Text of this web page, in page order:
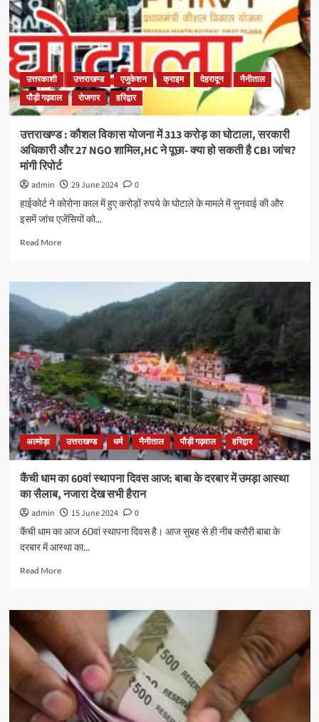
उत्तरकाशी उत्तराखण्ड एजुकेशन क्राइम देहरादून
नैनीताल
पौड़ी गढ़वाल
रोजगार हरिद्वार
उत्तराखण्ड : कौशल विकास योजना में 313 करोड़ का घोटाला, सरकारी
अधिकारी और 27 NGO शामिल,HC ने पूछा- क्या हो सकती है CBI जांच?
मांगी रिपोर्ट
admin 29 June 2024
0
हाईकोर्ट ने कोरोना काल में हुए करोड़ों रुपये के घोटाले के मामले में सुनवाई की और
इसमें जांच एजेंसियों को...
Read More
अल्मोड़ा उत्तराखण्ड धर्म नैनीताल पौड़ी गढ़वाल हरिद्वार
कैंची धाम का 60वां स्थापना दिवस आज: बाबा के दरबार में उमड़ा आस्था
का सैलाब, नजारा देख सभी हैरान
admin 15 June 2024
0
कैंची धाम का आज 60वां स्थापना दिवस है। आज सुबह से ही नीब करौरी बाबा के
दरबार में आस्था का...
Read More